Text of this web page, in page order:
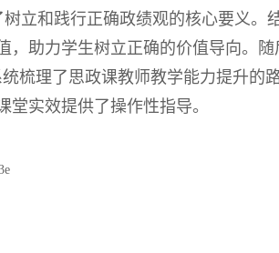
立和践行正确政绩观的核心要义。
助力学生树立正确的价值导向。
梳理了思政课教师教学能力提升的
实效提供了操作性指导。